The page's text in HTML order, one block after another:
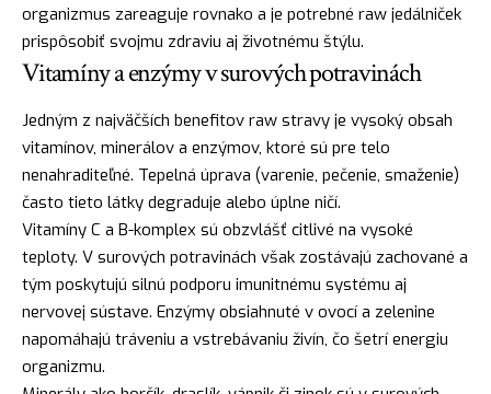
organizmus zareaguje rovnako a je potrebné raw jedálniček
prispôsobiť svojmu zdraviu aj životnému štýlu.
Vitamíny a enzýmy v surových potravinách
Jedným z najväčších benefitov raw stravy je vysoký obsah
vitamínov, minerálov a enzýmov, ktoré sú pre telo
nenahraditeľné. Tepelná úprava (varenie, pečenie, smaženie)
často tieto látky degraduje alebo úplne ničí.
Vitamíny C a B-komplex sú obzvlášť citlivé na vysoké
teploty. V surových potravinách však zostávajú zachované a
tým poskytujú silnú podporu imunitnému systému aj
nervovej sústave. Enzýmy obsiahnuté v ovocí a zelenine
napomáhajú tráveniu a vstrebávaniu živín, čo šetrí energiu
organizmu.